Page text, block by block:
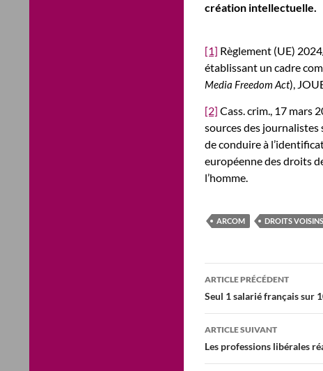
création intellectuelle.
[1] Règlement (UE)
établissant un cadre
Media Freedom Act),
[2] Cass. crim., 17 mars
sources des journalistes
de conduire à
européenne des droits
l’homme.
ARCOM DROITS VOISINS
Navigation
des
articles
ARTICLE PRÉCÉDENT
Seul 1 salarié français sur
ARTICLE SUIVANT
Les professions libérales